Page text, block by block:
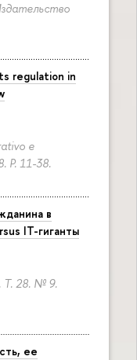
regulation in
e
P. 11-38.
в
IT-гиганты
Т. 28. № 9.
ее